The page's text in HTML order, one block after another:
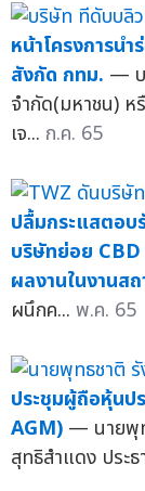
หน้าโครงการน
สังกัด กทม. — บ
จำกัด(มหาชน) ห
เจ... ก.ค. 65
ปลื้มกระแสตอบ
บริษัทย่อย
ผลงานในงานส
ผนึกค... พ.ค. 65
ประชุมผู้ถือหุ้นป
AGM) — นายพุท
สุทธิสำแดง ประ